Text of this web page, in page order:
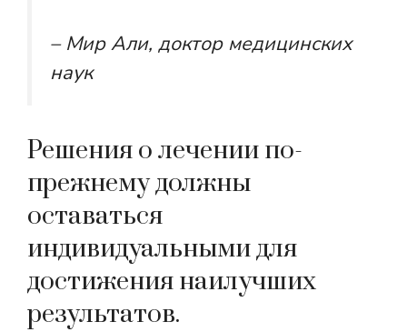
– Мир Али, доктор медицинских
наук
Решения о лечении по-
прежнему должны
оставаться
индивидуальными для
достижения наилучших
результатов.